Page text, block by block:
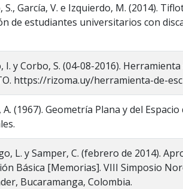
S., García, V. e Izquierdo, M. (2014).
de estudiantes universitarios con
I. y Corbo, S. (04-08-2016).
https://rizoma.uy/herramienta-de-
A. (1967). Geometría Plana y del
L. y Samper, C. (febrero de 2014).
Básica [Memorias]. VIII Simposio
Bucaramanga, Colombia.